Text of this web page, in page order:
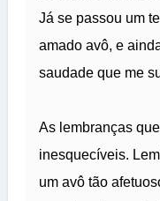
Já se passou um
amado avô, e
saudade que me
As lembranças
inesquecíveis.
um avô tão